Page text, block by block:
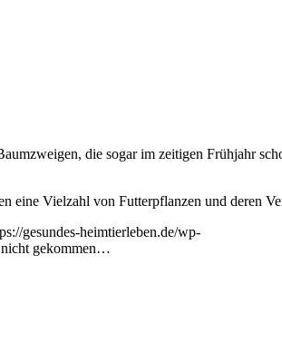
die sogar im zeitigen Frühjahr
eine Vielzahl von Futterpflanzen und deren
gesundes-heimtierleben.de/wp-
gekommen…